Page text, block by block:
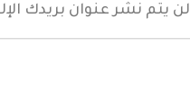
لن يتم نشر عنوان بريدك